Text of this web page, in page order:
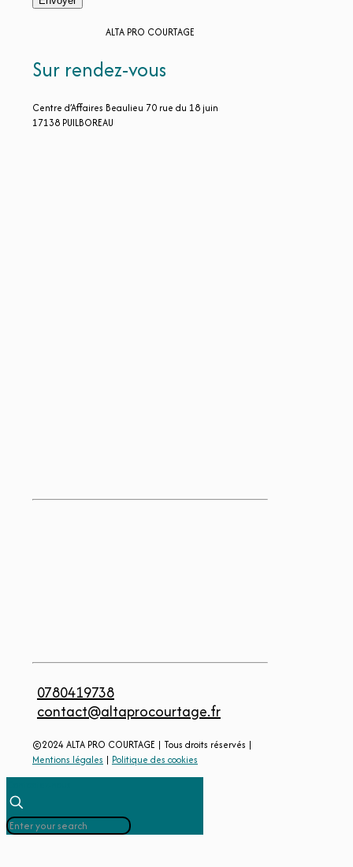
ALTA PRO COURTAGE
Sur rendez-vous
Centre d’Affaires Beaulieu 70 rue du 18 juin
17138 PUILBOREAU
0780419738
contact@altaprocourtage.fr
©2024 ALTA PRO COURTAGE | Tous droits réservés |
Mentions légales | Politique des cookies